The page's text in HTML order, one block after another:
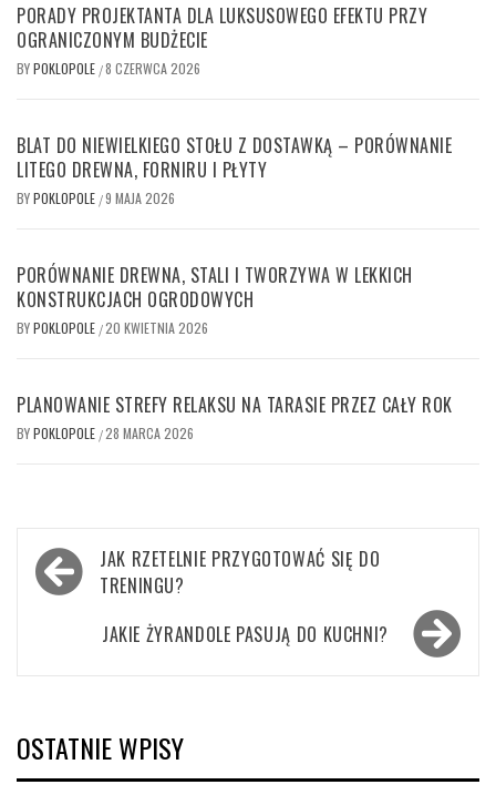
PORADY PROJEKTANTA DLA LUKSUSOWEGO EFEKTU PRZY
OGRANICZONYM BUDŻECIE
BYPOKLOPOLE /8 CZERWCA 2026
BLAT DO NIEWIELKIEGO STOŁU Z DOSTAWKĄ – PORÓWNANIE
LITEGO DREWNA, FORNIRU I PŁYTY
BYPOKLOPOLE /9 MAJA 2026
PORÓWNANIE DREWNA, STALI I TWORZYWA W LEKKICH
KONSTRUKCJACH OGRODOWYCH
BYPOKLOPOLE /20 KWIETNIA 2026
PLANOWANIE STREFY RELAKSU NA TARASIE PRZEZ CAŁY ROK
BYPOKLOPOLE /28 MARCA 2026
Nawigacja
wpisu
JAK RZETELNIE PRZYGOTOWAĆ SIĘ DO
TRENINGU?
JAKIE ŻYRANDOLE PASUJĄ DO KUCHNI?
OSTATNIE WPISY